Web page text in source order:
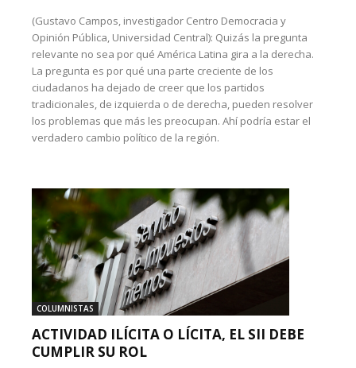
(Gustavo Campos, investigador Centro Democracia y
Opinión Pública, Universidad Central): Quizás la pregunta
relevante no sea por qué América Latina gira a la derecha.
La pregunta es por qué una parte creciente de los
ciudadanos ha dejado de creer que los partidos
tradicionales, de izquierda o de derecha, pueden resolver
los problemas que más les preocupan. Ahí podría estar el
verdadero cambio político de la región.
COLUMNISTAS
ACTIVIDAD ILÍCITA O LÍCITA, EL SII DEBE
CUMPLIR SU ROL